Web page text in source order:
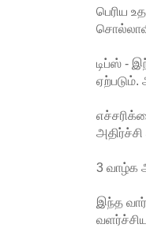
பெரிய
டிப்ஸ் -
ஏற்படும்.
3 வாழ்க
இந்த